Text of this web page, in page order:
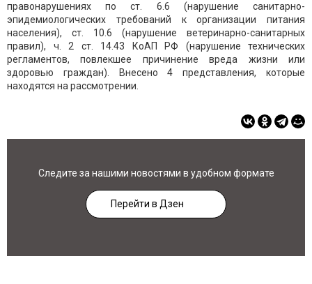
правонарушениях по ст. 6.6 (нарушение санитарно-
эпидемиологических требований к организации питания
населения), ст. 10.6 (нарушение ветеринарно-санитарных
правил), ч. 2 ст. 14.43 КоАП РФ (нарушение технических
регламентов, повлекшее причинение вреда жизни или
здоровью граждан). Внесено 4 представления, которые
находятся на рассмотрении.
Следите за нашими новостями в удобном формате
Перейти в Дзен